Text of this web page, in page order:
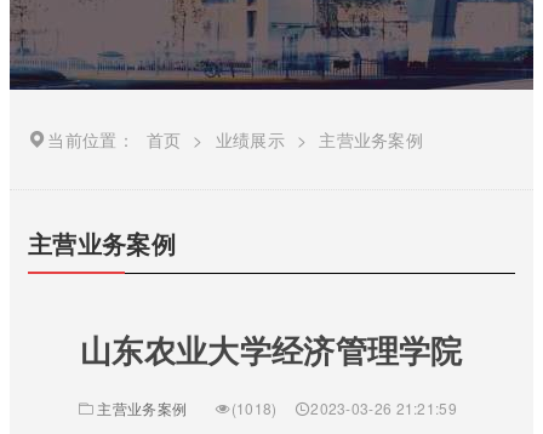
当前位置： 首页 > 业绩展示 > 主营业务案例
主营业务案例
山东农业大学经济管理学院
主营业务案例 (1018) 2023-03-26 21:21:59